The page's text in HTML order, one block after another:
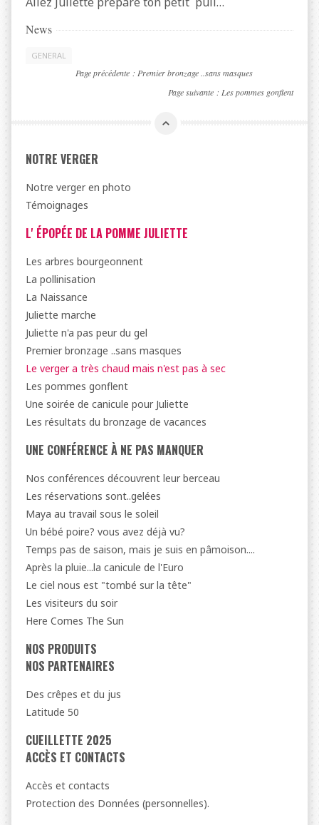
News
GENERAL
Page précédente : Premier bronzage ..sans masques
Page suivante : Les pommes gonflent
NOTRE VERGER
Notre verger en photo
Témoignages
L' ÉPOPÉE DE LA POMME JULIETTE
Les arbres bourgeonnent
La pollinisation
La Naissance
Juliette marche
Juliette n'a pas peur du gel
Premier bronzage ..sans masques
Le verger a très chaud mais n'est pas à sec
Les pommes gonflent
Une soirée de canicule pour Juliette
Les résultats du bronzage de vacances
UNE CONFÉRENCE À NE PAS MANQUER
Nos conférences découvrent leur berceau
Les réservations sont..gelées
Maya au travail sous le soleil
Un bébé poire? vous avez déjà vu?
Temps pas de saison, mais je suis en pâmoison....
Après la pluie...la canicule de l'Euro
Le ciel nous est "tombé sur la tête"
Les visiteurs du soir
Here Comes The Sun
NOS PRODUITS
NOS PARTENAIRES
Des crêpes et du jus
Latitude 50
CUEILLETTE 2025
ACCÈS ET CONTACTS
Accès et contacts
Protection des Données (personnelles).